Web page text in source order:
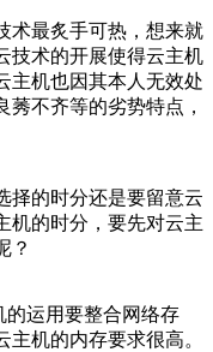
术最炙手可热，想来就
技术的开展使得云主机
主机也因其本人无效处
不齐等的劣势特点，
择的时分还是要留意云
机的时分，要先对云主
？
的运用要整合网络存
机的内存要求很高。